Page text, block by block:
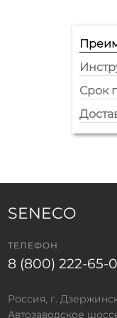
Срок
SENECO
ТЕЛЕФОН
8 (800) 222-65-
Россия, г.
Автозаводское